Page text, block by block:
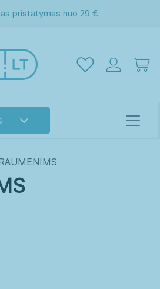
pristatymas nuo 29 €